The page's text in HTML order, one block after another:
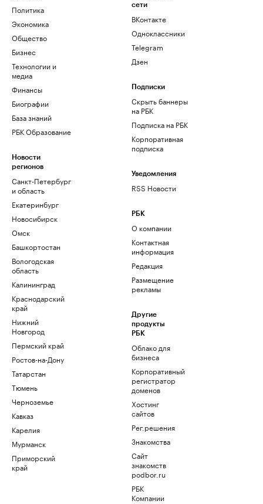
Политика
Экономика
Общество
Бизнес
Технологии и
медиа
Финансы
Биографии
База знаний
РБК Образование
Новости
регионов
Санкт-Петербург
и область
Екатеринбург
Новосибирск
Омск
Башкортостан
Вологодская
область
Калининград
Краснодарский
край
Нижний
Новгород
Пермский край
Ростов-на-Дону
Татарстан
Тюмень
Черноземье
Кавказ
Карелия
Мурманск
Приморский
край
сети
ВКонтакте
Одноклассники
Telegram
Дзен
Подписки
Скрыть баннеры
на РБК
Подписка на РБК
Корпоративная
подписка
Уведомления
RSS Новости
РБК
О компании
Контактная
информация
Редакция
Размещение
рекламы
Другие
продукты
РБК
Облако для
бизнеса
Корпоративный
регистратор
доменов
Хостинг
сайтов
Рег.решения
Знакомства
Сайт
знакомств
podbor.ru
РБК
Компании